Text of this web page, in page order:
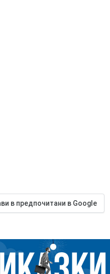
в предпочитани в Google